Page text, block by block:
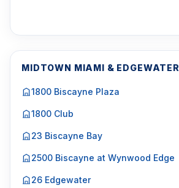
MIDTOWN MIAMI & EDGEWATER
1800 Biscayne Plaza
1800 Club
23 Biscayne Bay
2500 Biscayne at Wynwood Edge
26 Edgewater